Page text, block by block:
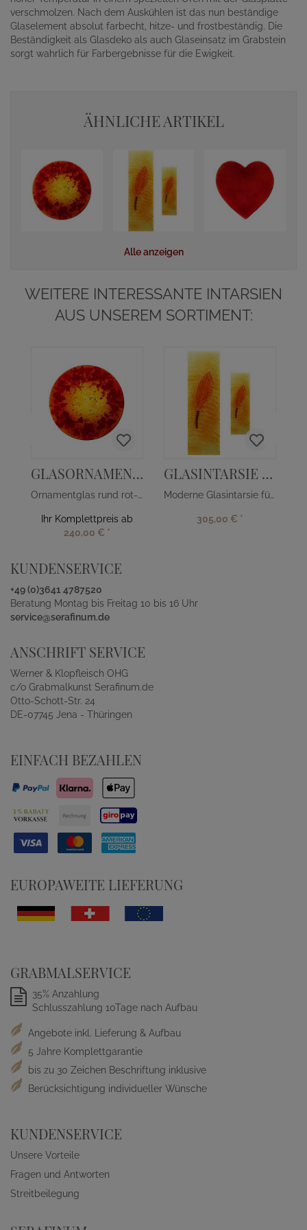
verschmolzen. Nach dem Auskühlen ist das nun beständige
Glaselement absolut farbecht, hitze- und frostbeständig. Die
Beständigkeit als Glasdeko als auch Glaseinsatz im Grabstein
sorgt wahrlich für Farbergebnisse für die Ewigkeit.
ÄHNLICHE ARTIKEL
Alle anzeigen
WEITERE INTERESSANTE INTARSIEN
AUS UNSEREM SORTIMENT:
GLASORNAMENT R-43
Ornamentglas rund rot-gelb
Ihr Komplettpreis ab
240,00 € *
GLASINTARSIE I-1
Moderne Glasintarsie für Grabmale mit Blattmotiv
305,00 € *
KUNDENSERVICE
+49 (0)3641 4787520
Beratung Montag bis Freitag 10 bis 16 Uhr
service@serafinum.de
ANSCHRIFT SERVICE
Werner & Klopfleisch OHG
c/o Grabmalkunst Serafinum.de
Otto-Schott-Str. 24
DE-07745 Jena - Thüringen
EINFACH BEZAHLEN
EUROPAWEITE LIEFERUNG
GRABMALSERVICE
35% Anzahlung
Schlusszahlung 10Tage nach Aufbau
Angebote inkl. Lieferung & Aufbau
5 Jahre Komplettgarantie
bis zu 30 Zeichen Beschriftung inklusive
Berücksichtigung individueller Wünsche
KUNDENSERVICE
Unsere Vorteile
Fragen und Antworten
Streitbeilegung